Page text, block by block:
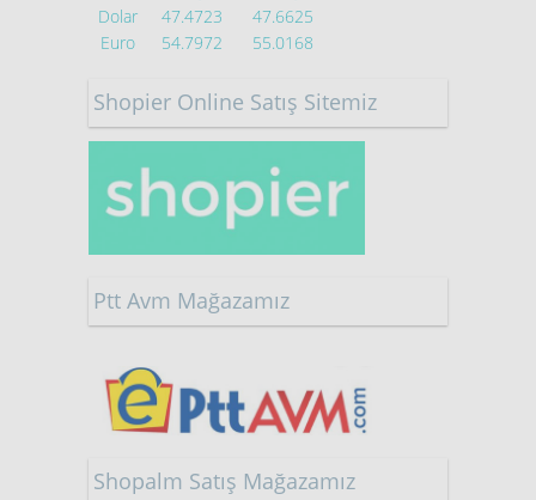
Dolar
47.4723
47.6625
Euro
54.7972 55.0168
Shopier Online Satış Sitemiz
Ptt Avm Mağazamız
Shopalm Satış Mağazamız